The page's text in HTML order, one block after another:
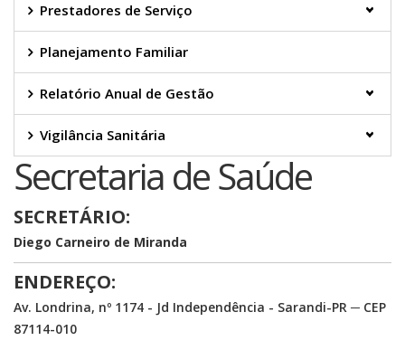
Prestadores de Serviço
Planejamento Familiar
Relatório Anual de Gestão
Vigilância Sanitária
Secretaria de Saúde
SECRETÁRIO:
Diego Carneiro de Miranda
ENDEREÇO:
Av. Londrina, nº 1174 - Jd Independência - Sarandi-PR ─ CEP
87114-010